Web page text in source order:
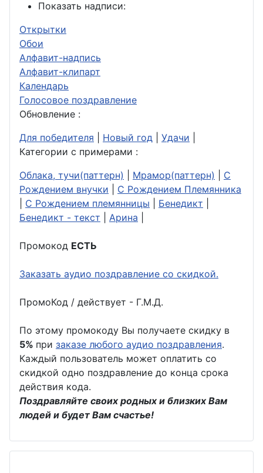
Показать надписи:
Открытки
Обои
Алфавит-надпись
Алфавит-клипарт
Календарь
Голосовое поздравление
Обновление :
Для победителя
Новый год Удачи
Категории с примерами :
Облака, тучи(паттерн)
Мрамор(паттерн)
С
Рождением внучки
С Рождением Племянника
С Рождением племянницы Бенедикт
Бенедикт - текст
Арина
Промокод ЕСТЬ
Заказать аудио поздравление со скидкой.
ПромоКод / действует - Г.М.Д.
По этому промокоду Вы получаете скидку в
5% при заказе любого аудио поздравления.
Каждый пользователь может оплатить со
скидкой одно поздравление до конца срока
действия кода.
Поздравляйте своих родных и близких Вам
людей и будет Вам счастье!